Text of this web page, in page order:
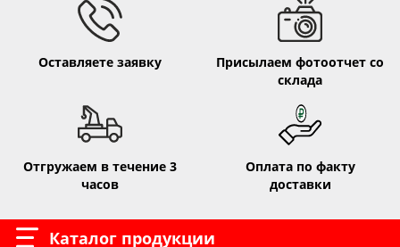
Оставляете заявку
Присылаем фотоотчет со
склада
Отгружаем в течение 3
часов
Оплата по факту
доставки
Каталог продукции